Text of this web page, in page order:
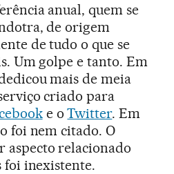
anual, quem se
de origem
de tudo o que se
Um golpe e tanto. Em
mais de meia
criado para
e oTwitter. Em
foi nem citado. O
aspecto relacionado
foi inexistente.